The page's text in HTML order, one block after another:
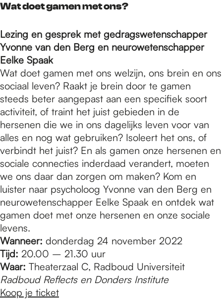
Wat doet gamen met ons?
Lezing en gesprek met gedragswetenschapper
Yvonne van den Berg en neurowetenschapper
Eelke Spaak
Wat doet gamen met ons welzijn, ons brein en ons
sociaal leven? Raakt je brein door te gamen
steeds beter aangepast aan een specifiek soort
activiteit, of traint het juist gebieden in de
hersenen die we in ons dagelijks leven voor van
alles en nog wat gebruiken? Isoleert het ons, of
verbindt het juist? En als gamen onze hersenen en
sociale connecties inderdaad verandert, moeten
we ons daar dan zorgen om maken? Kom en
luister naar psycholoog Yvonne van den Berg en
neurowetenschapper Eelke Spaak en ontdek wat
gamen doet met onze hersenen en onze sociale
levens.
Wanneer: donderdag 24 november 2022
Tijd: 20.00 – 21.30 uur
Waar: Theaterzaal C, Radboud Universiteit
Radboud Reflects en Donders Institute
Koop je ticket